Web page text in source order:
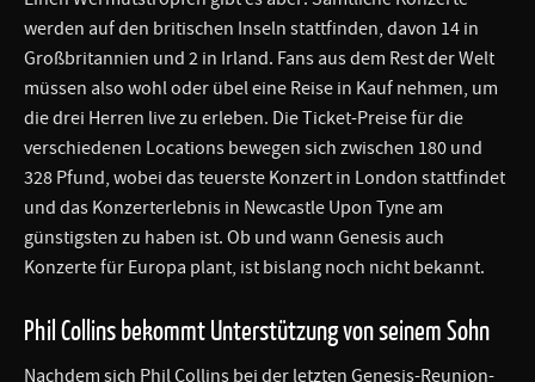
werden auf den britischen Inseln stattfinden, davon 14 in
Großbritannien und 2 in Irland. Fans aus dem Rest der Welt
müssen also wohl oder übel eine Reise in Kauf nehmen, um
die drei Herren live zu erleben. Die Ticket-Preise für die
verschiedenen Locations bewegen sich zwischen 180 und
328 Pfund, wobei das teuerste Konzert in London stattfindet
und das Konzerterlebnis in Newcastle Upon Tyne am
günstigsten zu haben ist. Ob und wann Genesis auch
Konzerte für Europa plant, ist bislang noch nicht bekannt.
Phil Collins bekommt Unterstützung von seinem Sohn
Nachdem sich Phil Collins bei der letzten Genesis-Reunion-